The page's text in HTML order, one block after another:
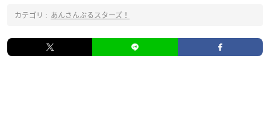
カテゴリ : あんさんぶるスターズ！